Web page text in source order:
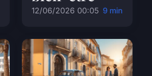
12/06/2026 00:05 9 min